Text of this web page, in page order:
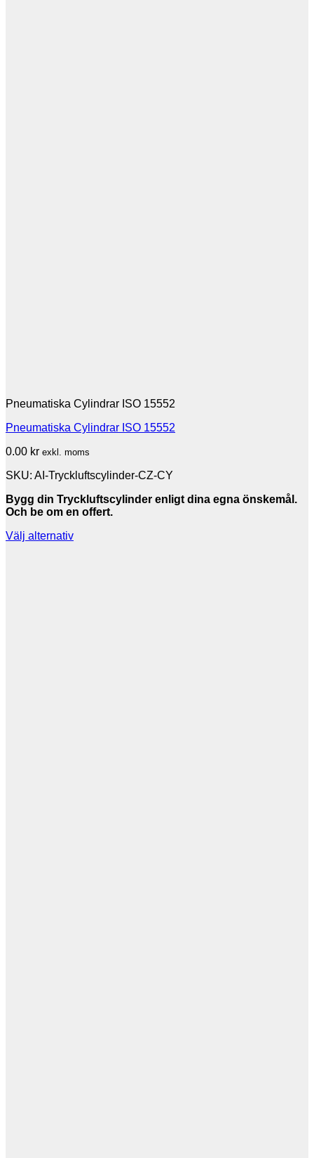
Pneumatiska Cylindrar ISO 15552
Pneumatiska Cylindrar ISO 15552
0.00 kr exkl. moms
SKU: AI-Tryckluftscylinder-CZ-CY
Bygg din Tryckluftscylinder enligt dina egna önskemål.
Och be om en offert.
Välj alternativ